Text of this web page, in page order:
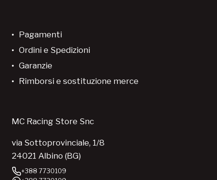
Pagamenti
Ordini e Spedizioni
Garanzie
Rimborsi e sostituzione merce
MC Racing Store Snc
via Sottoprovinciale, 1/8
24021 Albino (BG)
+388 7730109